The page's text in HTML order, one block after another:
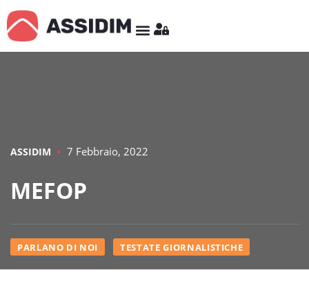
ASSIDIM 7 Febbraio, 2022
MEFOP
PARLANO DI NOI TESTATE GIORNALISTICHE